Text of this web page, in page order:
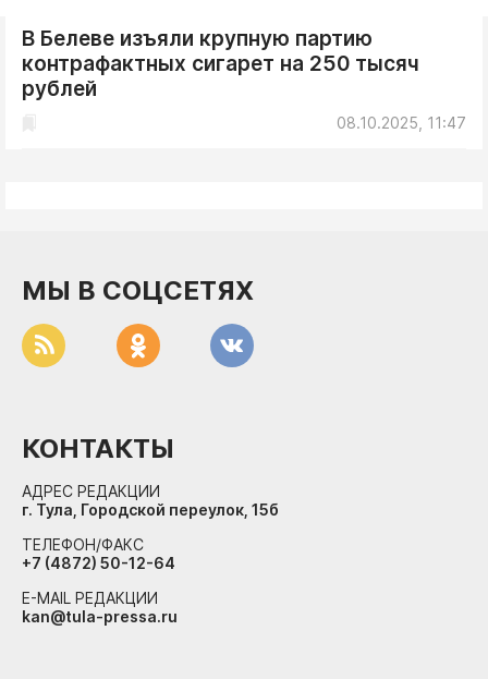
В Белеве изъяли крупную партию
контрафактных сигарет на 250 тысяч
рублей
08.10.2025, 11:47
МЫ В СОЦСЕТЯХ
КОНТАКТЫ
АДРЕС РЕДАКЦИИ
г. Тула, Городской переулок, 15б
ТЕЛЕФОН/ФАКС
+7 (4872) 50-12-64
E-MAIL РЕДАКЦИИ
kan@tula-pressa.ru